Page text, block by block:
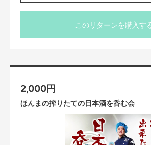
その予定を合わせて、
貴方がわたしの隣で作業するもよし 隣
もよし 私を話相手にするもよし 私の
るもよし です。
同じ時間 同じ空間で 考え事や作業し
このリターンを購入す
2,000円
ほんまの搾りたての日本酒を呑む会